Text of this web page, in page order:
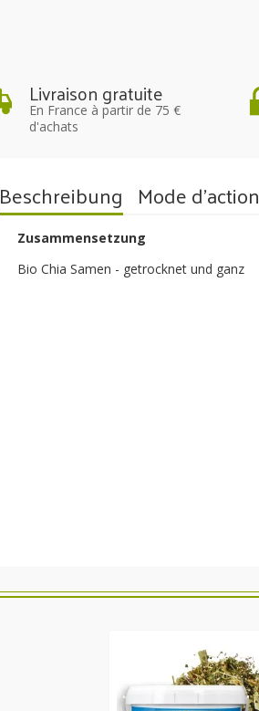
Livraison gratuite
En France à partir de 75 €
d'achats
Beschreibung Mode d'action
Zusammensetzung
Bio Chia Samen - getrocknet und ganz